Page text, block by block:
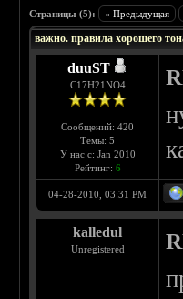
Страницы (5): « Предыдущая
важно. правила хорошего
duuST
С17H21NO4
Сообщений: 420
Темы: 5
У нас с: Jan 2010
Рейтинг: 6
04-28-2010, 03:31 PM
kalledul
Unregistered